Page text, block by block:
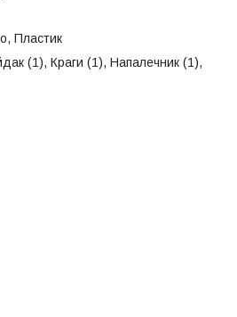
Пластик
(1), Краги (1), Напалечник (1),